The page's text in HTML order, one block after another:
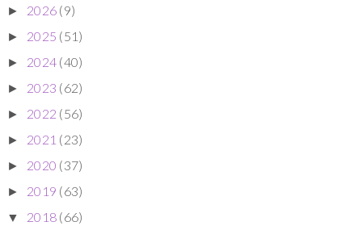
► 2026 (9)
► 2025 (51)
► 2024 (40)
► 2023 (62)
► 2022 (56)
► 2021 (23)
► 2020 (37)
► 2019 (63)
▼ 2018 (66)